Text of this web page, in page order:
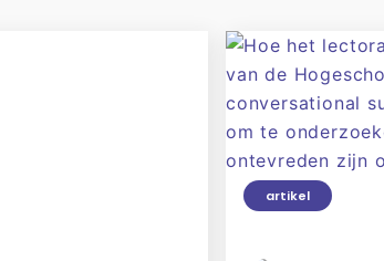
artikel